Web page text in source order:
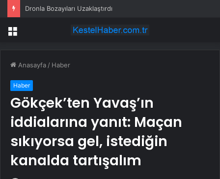
Dronla Bozayıları Uzaklaştırdı
Menü
Anasayfa / Haber
Haber
Gökçek’ten Yavaş’ın
iddialarına yanıt: Maçan
sıkıyorsa gel, istediğin
kanalda tartışalım